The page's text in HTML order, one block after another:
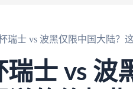
瑞士 vs 波黑仅限中国大陆？
士 vs 波